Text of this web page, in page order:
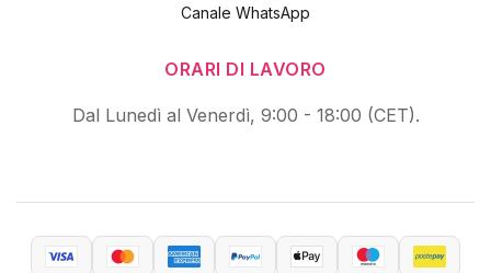
Canale WhatsApp
ORARI DI LAVORO
Dal Lunedì al Venerdì, 9:00 - 18:00 (CET).